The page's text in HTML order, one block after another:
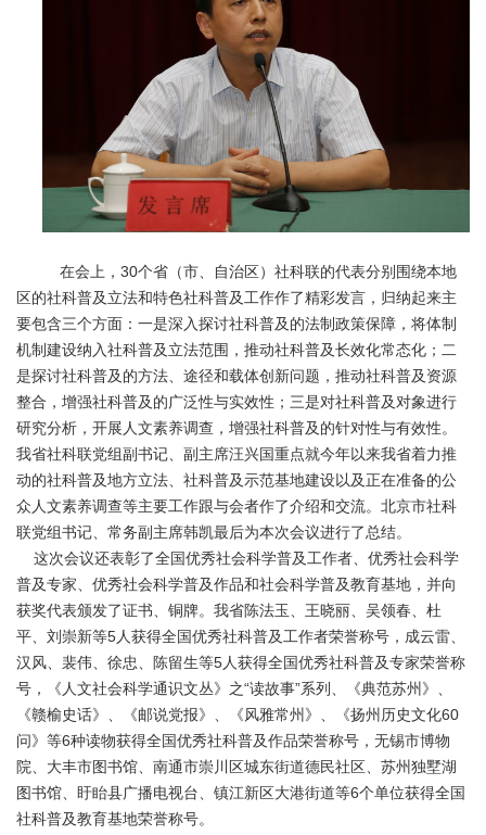
在会上，30个省（市、自治区）社科联的代表分别围绕本地
区的社科普及立法和特色社科普及工作作了精彩发言，归纳起来主
要包含三个方面：一是深入探讨社科普及的法制政策保障，将体制
机制建设纳入社科普及立法范围，推动社科普及长效化常态化；二
是探讨社科普及的方法、途径和载体创新问题，推动社科普及资源
整合，增强社科普及的广泛性与实效性；三是对社科普及对象进行
研究分析，开展人文素养调查，增强社科普及的针对性与有效性。
我省社科联党组副书记、副主席汪兴国重点就今年以来我省着力推
动的社科普及地方立法、社科普及示范基地建设以及正在准备的公
众人文素养调查等主要工作跟与会者作了介绍和交流。北京市社科
联党组书记、常务副主席韩凯最后为本次会议进行了总结。
这次会议还表彰了全国优秀社会科学普及工作者、优秀社会科学
普及专家、优秀社会科学普及作品和社会科学普及教育基地，并向
获奖代表颁发了证书、铜牌。我省陈法玉、王晓丽、吴领春、杜
平、刘崇新等5人获得全国优秀社科普及工作者荣誉称号，成云雷、
汉风、裴伟、徐忠、陈留生等5人获得全国优秀社科普及专家荣誉称
号，《人文社会科学通识文丛》之“读故事”系列、《典范苏州》、
《赣榆史话》、《邮说党报》、《风雅常州》、《扬州历史文化60
问》等6种读物获得全国优秀社科普及作品荣誉称号，无锡市博物
院、大丰市图书馆、南通市崇川区城东街道德民社区、苏州独墅湖
图书馆、盱眙县广播电视台、镇江新区大港街道等6个单位获得全国
社科普及教育基地荣誉称号。